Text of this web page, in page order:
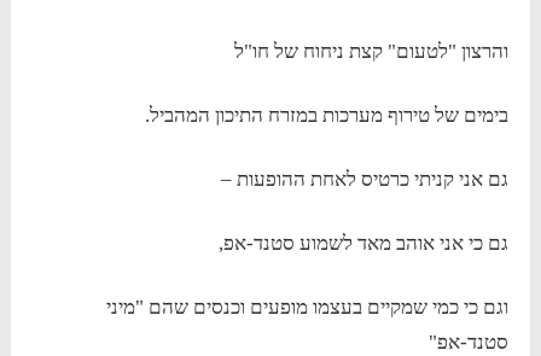
והרצון "לטעום" קצת ניחוח של חו"ל
בימים של טירוף מערכות במזרח התיכון המהביל.
גם אני קניתי כרטיס לאחת ההופעות –
גם כי אני אוהב מאד לשמוע סטנד-אפ,
וגם כי כמי שמקיים בעצמו מופעים וכנסים שהם "מיני
סטנד-אפ"